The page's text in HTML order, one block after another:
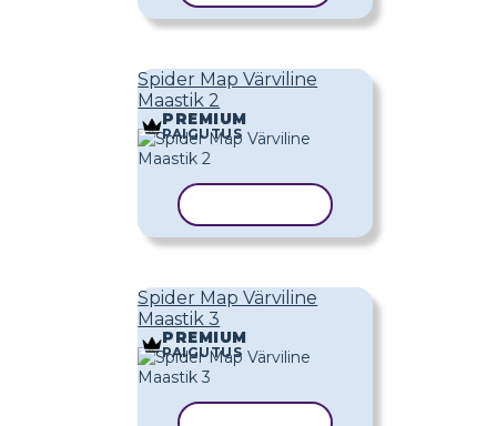
Spider Map Värviline
Maastik 2
PREMIUM
PAIGUTUS
Spider Map Värviline
Maastik 3
PREMIUM
PAIGUTUS